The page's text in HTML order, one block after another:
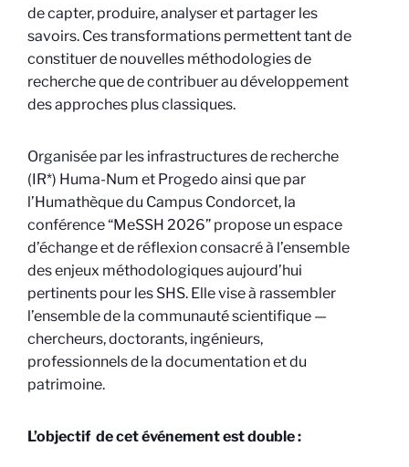
de capter, produire, analyser et partager les
savoirs. Ces transformations permettent tant de
constituer de nouvelles méthodologies de
recherche que de contribuer au développement
des approches plus classiques.
Organisée par les infrastructures de recherche
(IR*) Huma-Num et Progedo ainsi que par
l’Humathèque du Campus Condorcet, la
conférence “MeSSH 2026” propose un espace
d’échange et de réflexion consacré à l’ensemble
des enjeux méthodologiques aujourd’hui
pertinents pour les SHS. Elle vise à rassembler
l’ensemble de la communauté scientifique —
chercheurs, doctorants, ingénieurs,
professionnels de la documentation et du
patrimoine.
L’objectif de cet événement est double :